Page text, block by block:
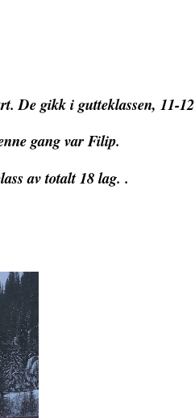
De gikk i gutteklassen, 11-
gang var Filip.
av totalt 18 lag. .